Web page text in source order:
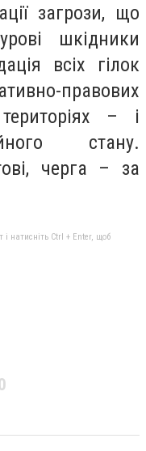
загрози, що
шкідники
всіх гілок
правових
– і
стану.
черга – за
натисніть Ctrl + Enter, щоб